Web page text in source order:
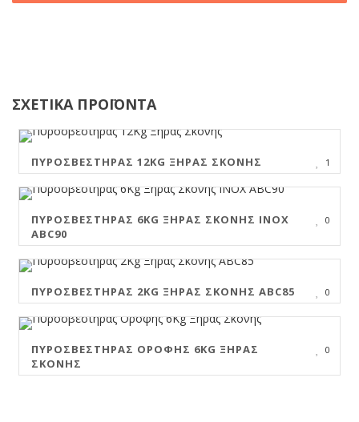
ΣΧΕΤΙΚΑ ΠΡΟΪΟΝΤΑ
1
ΠΥΡΟΣΒΕΣΤΉΡΑΣ 12KG ΞΗΡΆΣ ΣΚΌΝΗΣ
0
ΠΥΡΟΣΒΕΣΤΉΡΑΣ 6KG ΞΗΡΆΣ ΣΚΌΝΗΣ INOX
ABC90
0
ΠΥΡΟΣΒΕΣΤΉΡΑΣ 2KG ΞΗΡΆΣ ΣΚΌΝΗΣ ABC85
0
ΠΥΡΟΣΒΕΣΤΉΡΑΣ ΟΡΟΦΉΣ 6KG ΞΗΡΆΣ
ΣΚΌΝΗΣ